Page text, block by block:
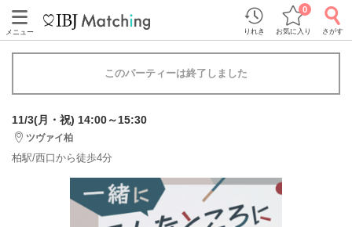
メニュー りれき お気に入り
0
さがす
このパーティーは終了しました
11/3(月・祝) 14:00～15:30
ツヴァイ柏
柏駅/西口から徒歩4分